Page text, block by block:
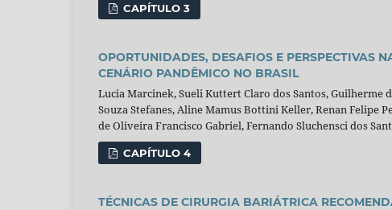
CAPÍTULO 3
OPORTUNIDADES, DESAFIOS E PERSPECTIVAS
CENÁRIO PANDÊMICO NO BRASIL
Lucia Marcinek, Sueli Kuttert Claro dos Santos, Guilherme
Souza Stefanes, Aline Mamus Bottini Keller, Renan Felipe
de Oliveira Francisco Gabriel, Fernando Sluchensci dos
CAPÍTULO 4
TÉCNICAS DE CIRURGIA BARIÁTRICA